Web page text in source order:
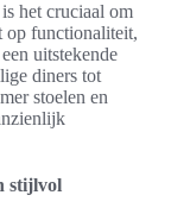
het cruciaal om
op functionaliteit,
uitstekende
diners tot
stoelen en
stijlvol